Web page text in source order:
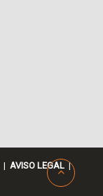
| AVISO LEGAL |